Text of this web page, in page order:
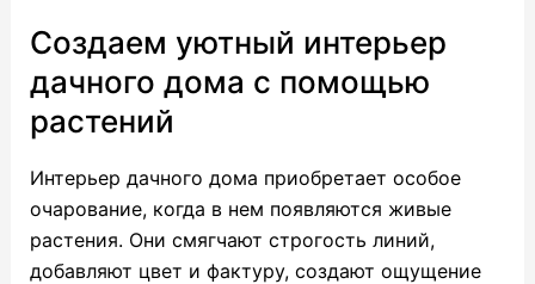
Создаем уютный интерьер
дачного дома с помощью
растений
Интерьер дачного дома приобретает особое
очарование, когда в нем появляются живые
растения. Они смягчают строгость линий,
добавляют цвет и фактуру, создают ощущение